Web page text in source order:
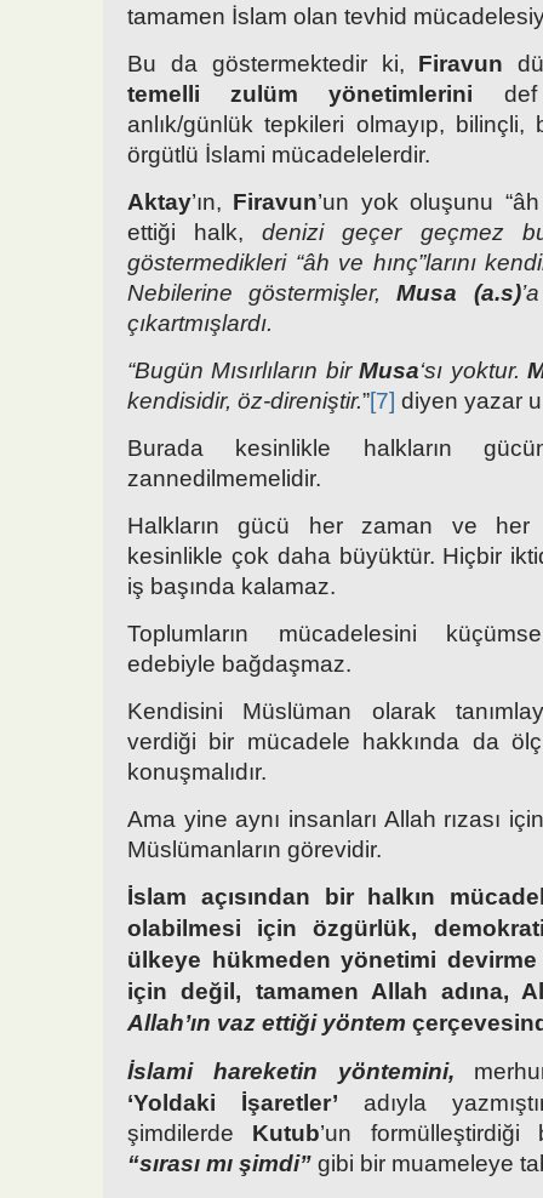
tamamen İslam olan tevhid
Bu da göstermektedir ki, Firavun
temelli zulüm yönetimlerini def
anlık/günlük tepkileri olmayıp,
örgütlü İslami mücadelelerdir.
Aktay’ın, Firavun’un yok oluşunu
ettiği halk,denizi geçer geçmez
göstermedikleri “âh ve hınç”larını
Nebilerine göstermişler,Musa (a.s)
çıkartmışlardı.
“Bugün Mısırlıların birMusa‘sı yoktur.
kendisidir, öz-direniştir.”[7] diyen yazar
Burada kesinlikle halkların
zannedilmemelidir.
Halkların gücü her zaman ve her
kesinlikle çok daha büyüktür. Hiçbir
iş başında kalamaz.
Toplumların mücadelesini
edebiyle bağdaşmaz.
Kendisini Müslüman olarak
verdiği bir mücadele hakkında da
konuşmalıdır.
Ama yine aynı insanları Allah rızası
Müslümanların görevidir.
İslam açısından bir halkın
olabilmesi için özgürlük,
ülkeye hükmeden yönetimi devirme
için değil, tamamen Allah adına,
Allah’ın vaz ettiği yöntem
İslami hareketin yöntemini,
‘Yoldaki İşaretler’ adıyla
şimdilerde Kutub’un
“sırası mı şimdi” gibi bir muameleye